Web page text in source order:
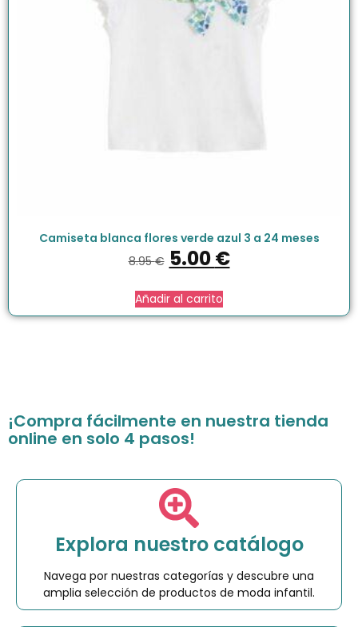
Camiseta blanca flores verde azul 3 a 24 meses
8.95€ 5.00€
Añadir al carrito
¡Compra fácilmente en nuestra tienda
online en solo 4 pasos!
Explora nuestro catálogo
Navega por nuestras categorías y descubre una
amplia selección de productos de moda infantil.